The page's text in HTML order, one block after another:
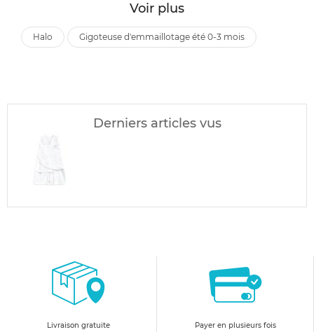
Voir plus
halo gigoteuse d'emmaillotage été 0-3 mois
Derniers articles vus
Livraison gratuite
Payer en plusieurs fois